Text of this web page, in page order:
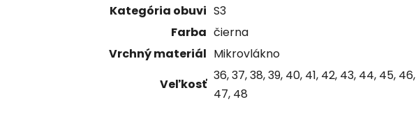
Kategória obuvi S3
Farba čierna
Vrchný materiál Mikrovlákno
Veľkosť
36, 37, 38, 39, 40, 41, 42, 43, 44, 45, 46,
47, 48